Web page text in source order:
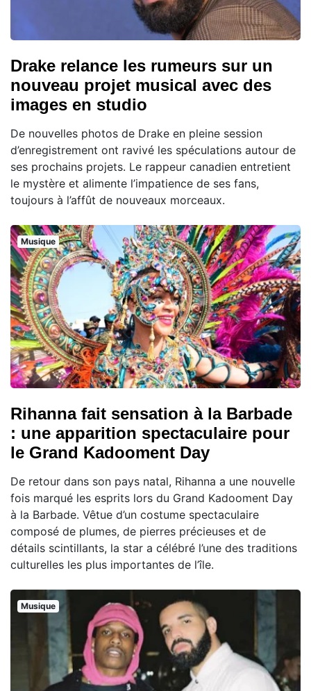
Drake relance les rumeurs sur un
nouveau projet musical avec des
images en studio
De nouvelles photos de Drake en pleine session
d’enregistrement ont ravivé les spéculations autour de
ses prochains projets. Le rappeur canadien entretient
le mystère et alimente l’impatience de ses fans,
toujours à l’affût de nouveaux morceaux.
Musique
Rihanna fait sensation à la Barbade
: une apparition spectaculaire pour
le Grand Kadooment Day
De retour dans son pays natal, Rihanna a une nouvelle
fois marqué les esprits lors du Grand Kadooment Day
à la Barbade. Vêtue d’un costume spectaculaire
composé de plumes, de pierres précieuses et de
détails scintillants, la star a célébré l’une des traditions
culturelles les plus importantes de l’île.
Musique